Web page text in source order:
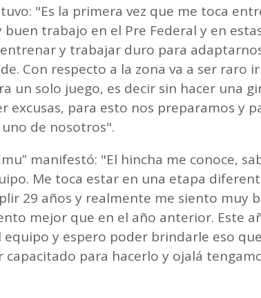
"Es la primera vez que me toca
buen trabajo en el Pre Federal y en
entrenar y trabajar duro para
Con respecto a la zona va a ser raro
un solo juego, es decir sin hacer una
excusas, para esto nos preparamos y
de nosotros".
manifestó: "El hincha me conoce,
Me toca estar en una etapa
29 años y realmente me siento muy
mejor que en el año anterior. Este
equipo y espero poder brindarle eso
capacitado para hacerlo y ojalá